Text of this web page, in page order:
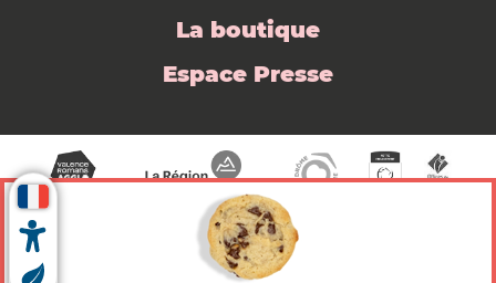
La boutique
Espace Presse